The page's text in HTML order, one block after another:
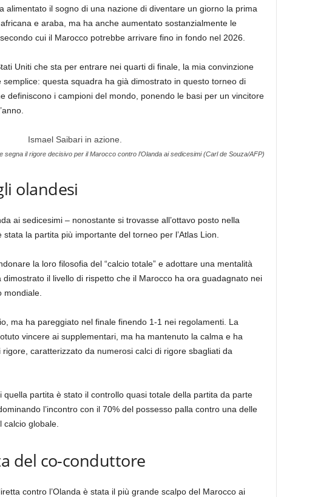
alimentato il sogno di una nazione di diventare un giorno la prima
e araba, ma ha anche aumentato sostanzialmente le
cui il Marocco potrebbe arrivare fino in fondo nel 2026.
Uniti che sta per entrare nei quarti di finale, la mia convinzione
questa squadra ha già dimostrato in questo torneo di
definiscono i campioni del mondo, ponendo le basi per un vincitore
segna il rigore decisivo per il Marocco contro l’Olanda ai sedicesimi (Carl de Souza/AFP)
olandesi
ai sedicesimi – nonostante si trovasse all’ottavo posto nella
la partita più importante del torneo per l’Atlas Lion.
la loro filosofia del “calcio totale” e adottare una mentalità
il livello di rispetto che il Marocco ha ora guadagnato nei
mondiale.
ma ha pareggiato nel finale finendo 1-1 nei regolamenti. La
vincere ai supplementari, ma ha mantenuto la calma e ha
caratterizzato da numerosi calci di rigore sbagliati da
quella partita è stato il controllo quasi totale della partita da parte
l’incontro con il 70% del possesso palla contro una delle
globale.
del co-conduttore
contro l’Olanda è stata il più grande scalpo del Marocco ai